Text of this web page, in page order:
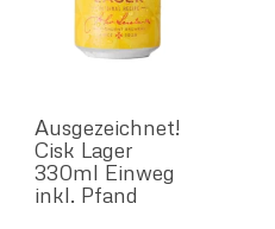
Ausgezeichnet!
Cisk Lager
330ml Einweg
inkl. Pfand